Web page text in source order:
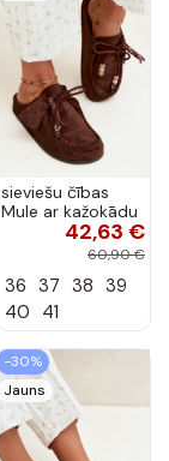
sieviešu čības
Mule ar kažokādu
šokolādes krāsā
42,63 €
60,90 €
36 37 38 39
40 41
-30%
Jauns